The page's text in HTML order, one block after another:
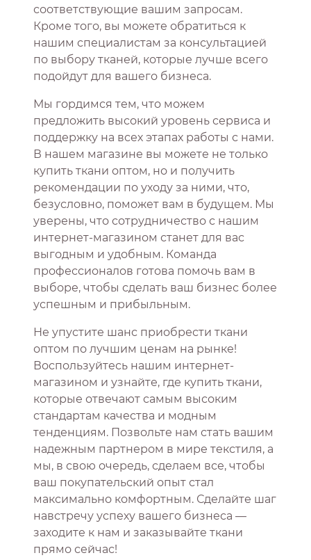
соответствующие вашим запросам.
Кроме того, вы можете обратиться к
нашим специалистам за консультацией
по выбору тканей, которые лучше всего
подойдут для вашего бизнеса.
Мы гордимся тем, что можем
предложить высокий уровень сервиса и
поддержку на всех этапах работы с нами.
В нашем магазине вы можете не только
купить ткани оптом, но и получить
рекомендации по уходу за ними, что,
безусловно, поможет вам в будущем. Мы
уверены, что сотрудничество с нашим
интернет-магазином станет для вас
выгодным и удобным. Команда
профессионалов готова помочь вам в
выборе, чтобы сделать ваш бизнес более
успешным и прибыльным.
Не упустите шанс приобрести ткани
оптом по лучшим ценам на рынке!
Воспользуйтесь нашим интернет-
магазином и узнайте, где купить ткани,
которые отвечают самым высоким
стандартам качества и модным
тенденциям. Позвольте нам стать вашим
надежным партнером в мире текстиля, а
мы, в свою очередь, сделаем все, чтобы
ваш покупательский опыт стал
максимально комфортным. Сделайте шаг
навстречу успеху вашего бизнеса —
заходите к нам и заказывайте ткани
прямо сейчас!